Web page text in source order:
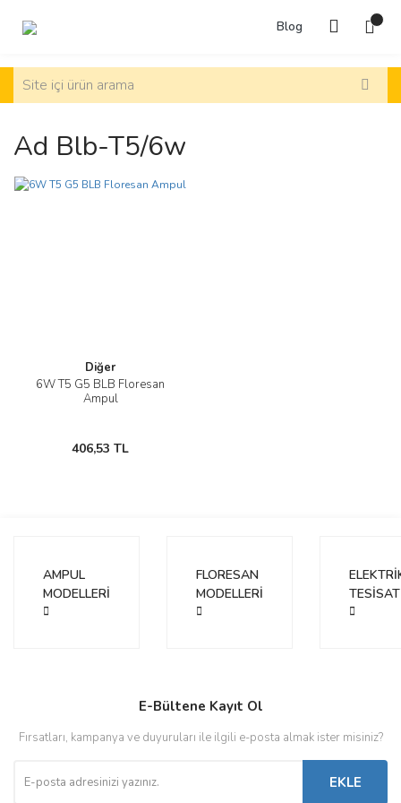
Blog
Ad Blb-T5/6w
Diğer
6W T5 G5 BLB Floresan
Ampul
406,53 TL
AMPUL
MODELLERİ
FLORESAN
MODELLERİ
TESİSAT
E-Bültene Kayıt Ol
Fırsatları, kampanya ve duyuruları ile ilgili e-posta almak ister misiniz?
EKLE